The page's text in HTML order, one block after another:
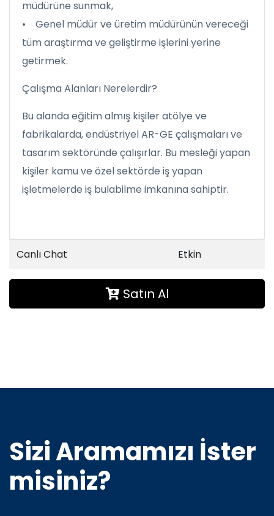
müdürüne sunmak,
• Genel müdür ve üretim müdürünün vereceği
tüm araştırma ve geliştirme işlerini yerine
getirmek.
Çalışma Alanları Nerelerdir?
Bu alanda eğitim almış kişiler atölye ve
fabrikalarda, endüstriyel AR-GE çalışmaları ve
tasarım sektöründe çalışırlar. Bu mesleği yapan
kişiler kamu ve özel sektörde iş yapan
işletmelerde iş bulabilme imkanına sahiptir.
Canlı Chat Etkin
Satın Al
Sizi Aramamızı İster
misiniz?